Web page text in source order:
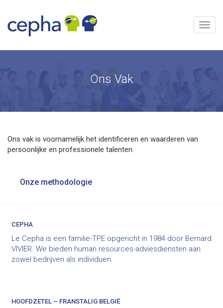
content
Menu
Ons Vak
Ons vak is voornamelijk het identificeren en waarderen van
persoonlijke en professionele talenten.
Bericht
Onze methodologie
CEPHA
Le Cepha is een familie-TPE opgericht in 1984 door Bernard
VIVIER. We bieden human resources-adviesdiensten aan
zowel bedrijven als individuen.
HOOFDZETEL – FRANSTALIG BELGIË